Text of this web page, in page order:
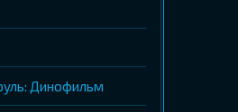
Динофильм